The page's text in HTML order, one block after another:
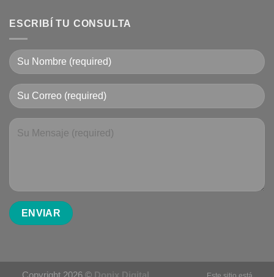
ESCRIBÍ TU CONSULTA